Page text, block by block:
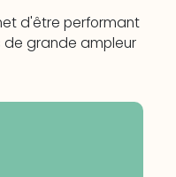
d'être performant
de grande ampleur